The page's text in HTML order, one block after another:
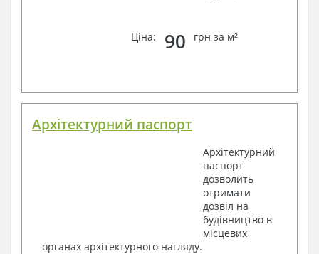
Ціна: 90 грн за м²
Архітектурний паспорт
Архітектурний
паспорт
дозволить
отримати
дозвіл на
будівництво в
місцевих
органах архітектурного нагляду.